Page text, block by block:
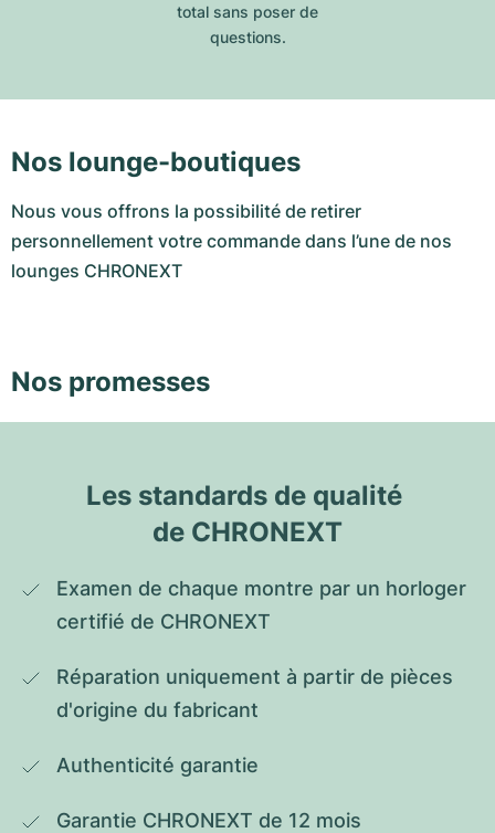
total sans poser de
questions.
Nos lounge-boutiques
Nous vous offrons la possibilité de retirer
personnellement votre commande dans l’une de nos
lounges CHRONEXT
Nos promesses
Les standards de qualité
de CHRONEXT
Examen de chaque montre par un horloger
certifié de CHRONEXT
Réparation uniquement à partir de pièces
d'origine du fabricant
Authenticité garantie
Garantie CHRONEXT de 12 mois